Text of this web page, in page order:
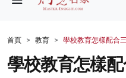
財經
生活
首頁 教育 學校教育怎樣配合
學校教育怎樣